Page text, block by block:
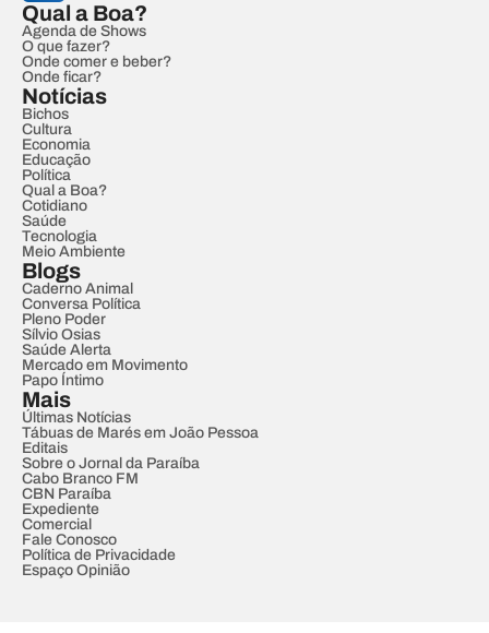
Qual a Boa?
Agenda de Shows
O que fazer?
Onde comer e beber?
Onde ficar?
Notícias
Bichos
Cultura
Economia
Educação
Política
Qual a Boa?
Cotidiano
Saúde
Tecnologia
Meio Ambiente
Blogs
Caderno Animal
Conversa Política
Pleno Poder
Sílvio Osias
Saúde Alerta
Mercado em Movimento
Papo Íntimo
Mais
Últimas Notícias
Tábuas de Marés em João Pessoa
Editais
Sobre o Jornal da Paraíba
Cabo Branco FM
CBN Paraíba
Expediente
Comercial
Fale Conosco
Política de Privacidade
Espaço Opinião